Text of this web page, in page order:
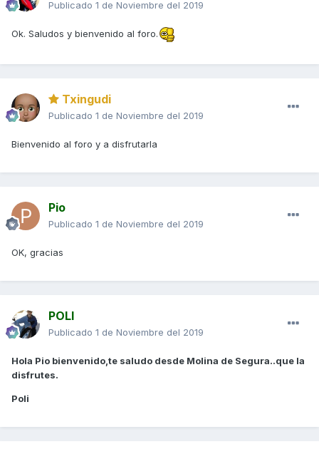
Publicado 1 de Noviembre del 2019
Ok. Saludos y bienvenido al foro.
Txingudi
Publicado 1 de Noviembre del 2019
Bienvenido al foro y a disfrutarla
Pio
Publicado 1 de Noviembre del 2019
OK, gracias
POLI
Publicado 1 de Noviembre del 2019
Hola Pio bienvenido,te saludo desde Molina de Segura..que la
disfrutes.
Poli